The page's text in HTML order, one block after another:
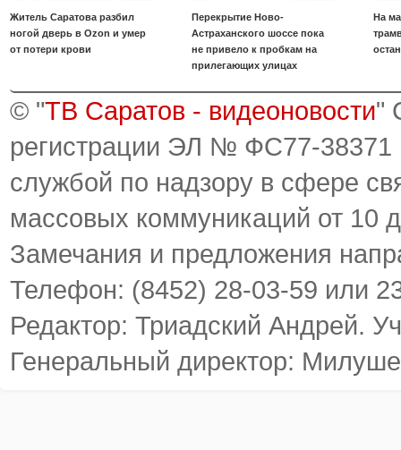
Житель Саратова разбил
ногой дверь в Ozon и умер
от потери крови
Перекрытие Ново-
Астраханского шоссе пока
не привело к пробкам на
прилегающих улицах
На
© "ТВ Саратов - видеоновости"
регистрации ЭЛ № ФС77-38371
службой по надзору в сфере
массовых коммуникаций от 10
Замечания и предложения
Телефон: (8452) 28-03-59 или
Редактор: Триадский Андрей.
Генеральный директор: